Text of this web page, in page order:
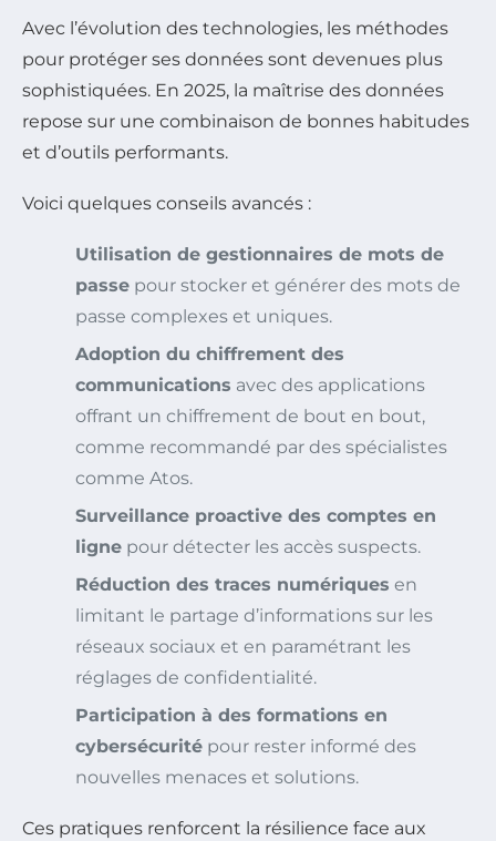
Avec l’évolution des technologies, les méthodes
pour protéger ses données sont devenues plus
sophistiquées. En 2025, la maîtrise des données
repose sur une combinaison de bonnes habitudes
et d’outils performants.
Voici quelques conseils avancés :
Utilisation de gestionnaires de mots de
passe pour stocker et générer des mots de
passe complexes et uniques.
Adoption du chiffrement des
communications avec des applications
offrant un chiffrement de bout en bout,
comme recommandé par des spécialistes
comme Atos.
Surveillance proactive des comptes en
ligne pour détecter les accès suspects.
Réduction des traces numériques en
limitant le partage d’informations sur les
réseaux sociaux et en paramétrant les
réglages de confidentialité.
Participation à des formations en
cybersécurité pour rester informé des
nouvelles menaces et solutions.
Ces pratiques renforcent la résilience face aux